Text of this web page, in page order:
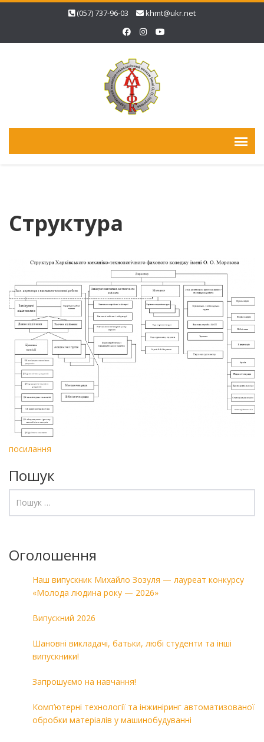
(057) 737-96-03 khmt@ukr.net
Структура
посилання
Пошук
Оголошення
Наш випускник Михайло Зозуля — лауреат конкурсу
«Молода людина року — 2026»
Випускний 2026
Шановні викладачі, батьки, любі студенти та інші
випускники!
Запрошуємо на навчання!
Комп’ютерні технології та інжиніринг автоматизованої
обробки матеріалів у машинобудуванні